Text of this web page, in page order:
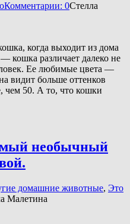
Комментарии: 0Стелла
когда выходит из дома
кошка различает далеко не
Ее любимые цвета —
видит больше оттенков
чем 50. А то, что кошки
необычный
домашние животные, Это
Малетина